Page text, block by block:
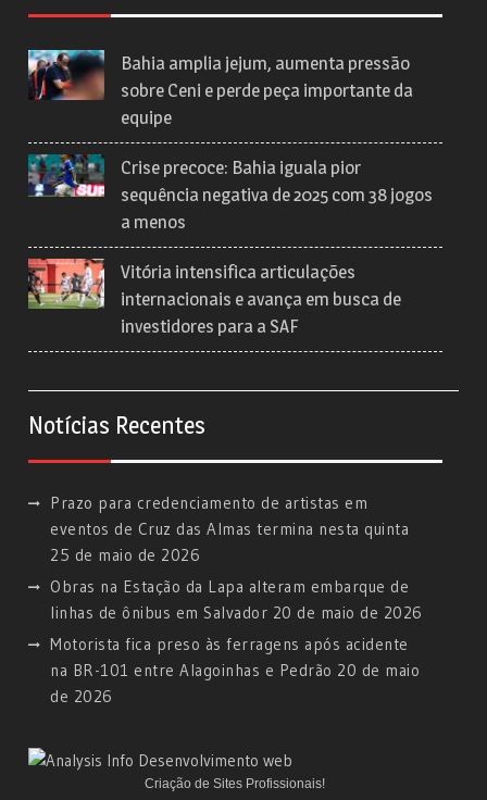
Bahia amplia jejum, aumenta pressão
sobre Ceni e perde peça importante da
equipe
Crise precoce: Bahia iguala pior
sequência negativa de 2025 com 38 jogos
a menos
Vitória intensifica articulações
internacionais e avança em busca de
investidores para a SAF
Notícias Recentes
Prazo para credenciamento de artistas em
eventos de Cruz das Almas termina nesta quinta
25 de maio de 2026
Obras na Estação da Lapa alteram embarque de
linhas de ônibus em Salvador 20 de maio de 2026
Motorista fica preso às ferragens após acidente
na BR-101 entre Alagoinhas e Pedrão 20 de maio
de 2026
Criação de Sites Profissionais!